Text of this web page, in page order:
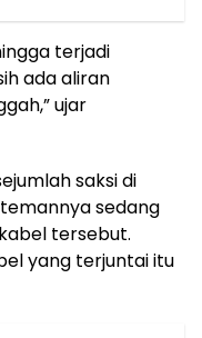
terjadi
ada aliran
ujar
saksi di
sedang
tersebut.
yang terjuntai itu